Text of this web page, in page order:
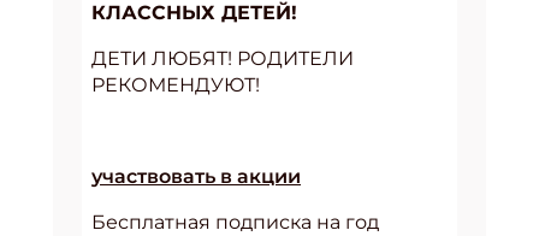
КЛАССНЫХ ДЕТЕЙ!
ДЕТИ ЛЮБЯТ! РОДИТЕЛИ
РЕКОМЕНДУЮТ!
участвовать в акции
Бесплатная подписка на год